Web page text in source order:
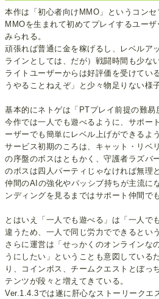
本作は「初心者向けMMO」というコンセ
MMOを生まれて初めてプレイするユー
みられる。
頑張れば普通に金を稼げるし、レベルア
ラインとしては、だが）戦闘時間も少ない
ライトユーザーからは好評価を受けてい
うやることねえぞ」と少々物足りない様子
基本的にネトゲは「PTプレイ前提の難易
今作では一人でも遊べるように、サポー
ーザーでも簡単にレベル上げができるよ
サービス初期のころは、キャット・リベ
の序盤のボスはともかく、守護者ラズバ
のボスは四人パーティじゃなければ無理
仲間のAIの強化やパッシブ持ちが主流に
ンディングを見るまではサポート仲間で
とはいえ「一人でも遊べる」は「一人で
違うため、一人で同じ労力でできるとい
さらに運営は「せっかくのオンラインな
うにしたい」ということも意図している
り、コインボス、チームクエストとぼっ
テンツが段々と増えてきている。
Ver.1.4.3では遂に肝心なストーリークエ